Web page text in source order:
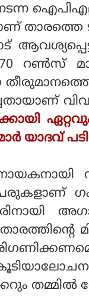
റണ്‍സ്
യാദവ്
തമ്മില്‍